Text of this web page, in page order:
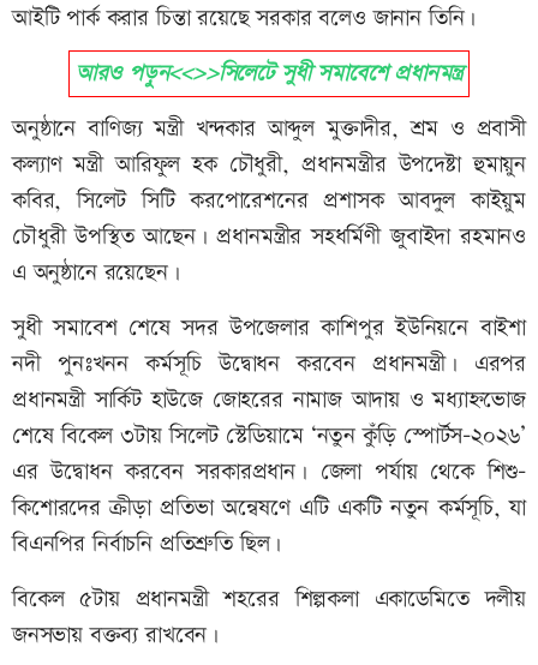
আইটি পার্ক করার চিন্তা রয়েছে সরকার বলেও জানান তিনি।
আরও পড়ুন<<>>সিলেটে সুধী সমাবেশে প্রধানমন্ত্র
অনুষ্ঠানে বাণিজ্য মন্ত্রী খন্দকার আব্দুল মুক্তাদীর, শ্রম ও প্রবাসী
কল্যাণ মন্ত্রী আরিফুল হক চৌধুরী, প্রধানমন্ত্রীর উপদেষ্টা হুমায়ুন
কবির, সিলেট সিটি করপোরেশনের প্রশাসক আবদুল কাইয়ুম
চৌধুরী উপস্থিত আছেন। প্রধানমন্ত্রীর সহধর্মিণী জুবাইদা রহমানও
এ অনুষ্ঠানে রয়েছেন।
সুধী সমাবেশ শেষে সদর উপজেলার কাশিপুর ইউনিয়নে বাইশা
নদী পুনঃখনন কর্মসূচি উদ্বোধন করবেন প্রধানমন্ত্রী। এরপর
প্রধানমন্ত্রী সার্কিট হাউজে জোহরের নামাজ আদায় ও মধ্যাহ্নভোজ
শেষে বিকেল ৩টায় সিলেট স্টেডিয়ামে ‘নতুন কুঁড়ি স্পোর্টস-২০২৬’
এর উদ্বোধন করবেন সরকারপ্রধান। জেলা পর্যায় থেকে শিশু-
কিশোরদের ক্রীড়া প্রতিভা অন্বেষণে এটি একটি নতুন কর্মসূচি, যা
বিএনপির নির্বাচনি প্রতিশ্রুতি ছিল।
বিকেল ৫টায় প্রধানমন্ত্রী শহরের শিল্পকলা একাডেমিতে দলীয়
জনসভায় বক্তব্য রাখবেন।